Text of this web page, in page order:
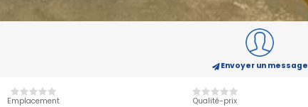
Envoyer un message
Emplacement Qualité-prix